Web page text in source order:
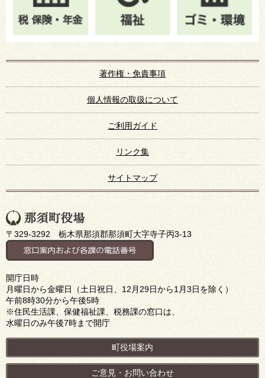
著作権・免責事項
個人情報の取扱について
ご利用ガイド
リンク集
サイトマップ
〒329-3292 栃木県那須郡那須町大字寺子丙3-13
開庁日時
月曜日から金曜日（土日祝日、12月29日から1月3日を除く）
午前8時30分から午後5時
※住民生活課、保健福祉課、税務課の窓口は、
水曜日のみ午後7時まで開庁
町役場案内
ご意見・お問い合わせ